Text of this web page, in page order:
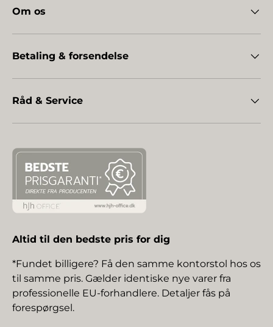
Om os
Betaling & forsendelse
Råd & Service
Altid til den bedste pris for dig
*Fundet billigere? Få den samme kontorstol hos os
til samme pris. Gælder identiske nye varer fra
professionelle EU-forhandlere. Detaljer fås på
forespørgsel.